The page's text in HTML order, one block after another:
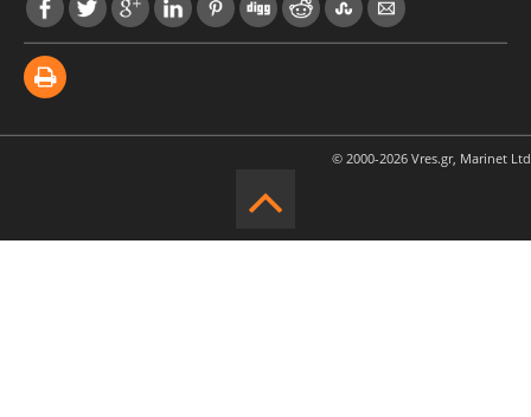
© 2000-2026 Vres.gr, Marinet Ltd